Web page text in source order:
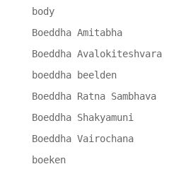
body
Boeddha Amitabha
Boeddha Avalokiteshvara
boeddha beelden
Boeddha Ratna Sambhava
Boeddha Shakyamuni
Boeddha Vairochana
boeken